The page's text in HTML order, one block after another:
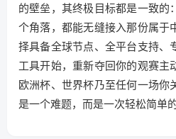
的壁垒，其终极目标都是一致的
个角落，都能无缝接入那份属于
择具备全球节点、全平台支持、
工具开始，重新夺回你的观赛主
欧洲杯、世界杯乃至任何一场你
是一个难题，而是一次轻松简单的